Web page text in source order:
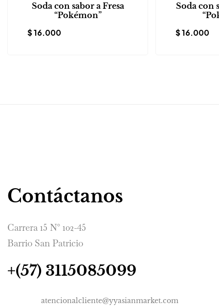
Soda con sabor a Fresa
“Pokémon”
$16.000
Soda con
$16.000
Contáctanos
Carrera 15 N° 102-45
Barrio San Patricio
+(57) 3115085099
atencionalcliente@yyasianmarket.com